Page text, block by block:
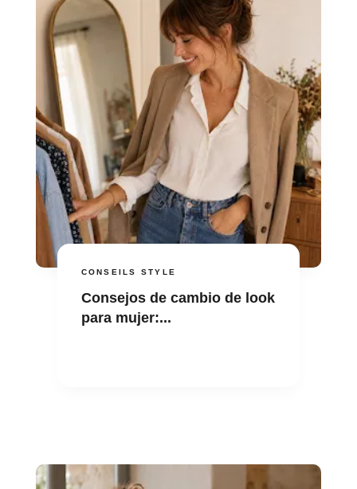
CONSEILS STYLE
Consejos de cambio de look
para mujer:...